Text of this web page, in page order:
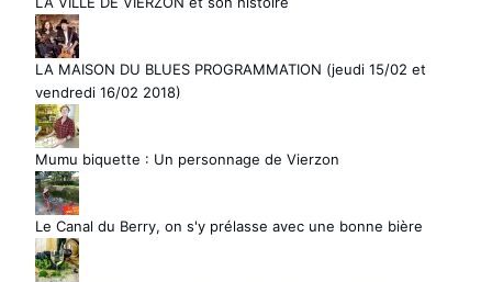
LA MAISON DU BLUES PROGRAMMATION (jeudi 15/02 et
vendredi 16/02 2018)
Mumu biquette : Un personnage de Vierzon
Le Canal du Berry, on s'y prélasse avec une bonne bière